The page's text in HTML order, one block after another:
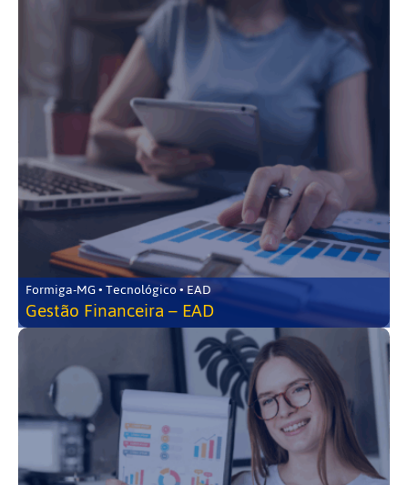
Formiga-MG • Tecnológico • EAD
Gestão Financeira – EAD